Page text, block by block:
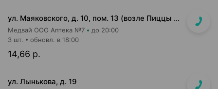
ул. Маяковского, д. 10, пом. 13 (возле Пиццы Мании)
Медвай ООО Аптека №7 до 20:00
14,66 р.
3 шт. обновл. в 18:00
ул. Лынькова, д. 19